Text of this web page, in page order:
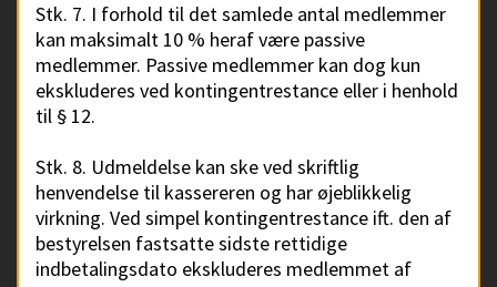
Stk. 7. I forhold til det samlede antal medlemmer
kan maksimalt 10 % heraf være passive
medlemmer. Passive medlemmer kan dog kun
ekskluderes ved kontingentrestance eller i henhold
til § 12.
Stk. 8. Udmeldelse kan ske ved skriftlig
henvendelse til kassereren og har øjeblikkelig
virkning. Ved simpel kontingentrestance ift. den af
bestyrelsen fastsatte sidste rettidige
indbetalingsdato ekskluderes medlemmet af